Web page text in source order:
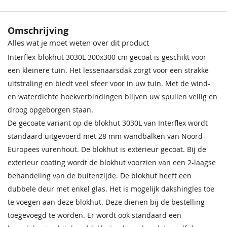
Impregneervloeistof
zwart, 2,5L
37,95
Impregneervloeistof Red
Class Wood, 2,5L
37,95
Impregneervloeistof
honing, 2,5L
37,95
Incl. glasschuifwand Zonder glasschuifwand
Incl. overkapping Zonder overkapping
Incl. berging Met berging
Wanddikte
Extra informatie
waterdichte hoekverbindingen
Afmeting dubbele
deur
160x185 cm
Hoogte voorkant 230 cm
Hoogte achterkant 184 cm
Omschrijving
Alles wat je moet weten over dit product
Interflex-blokhut 3030L 300x300 cm gecoat is geschikt voor
een kleinere tuin. Het lessenaarsdak zorgt voor een strakke
uitstraling en biedt veel sfeer voor in uw tuin. Met de wind-
en waterdichte hoekverbindingen blijven uw spullen veilig en
droog opgeborgen staan.
De gecoate variant op de blokhut 3030L van Interflex wordt
standaard uitgevoerd met 28 mm wandbalken van Noord-
Europees vurenhout. De blokhut is exterieur gecoat. Bij de
exterieur coating wordt de blokhut voorzien van een 2-laagse
behandeling van de buitenzijde. De blokhut heeft een
dubbele deur met enkel glas. Het is mogelijk dakshingles toe
te voegen aan deze blokhut. Deze dienen bij de bestelling
toegevoegd te worden. Er wordt ook standaard een